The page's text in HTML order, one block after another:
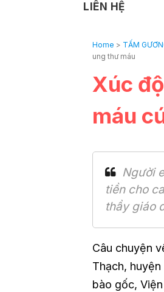
LIÊN HỆ
Home > TẤM
ung thư máu
Xúc
máu
Người
tiền cho
thầy giáo
Câu chuyện
Thạch,
bào gốc,